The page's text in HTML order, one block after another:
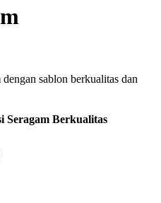
sablon berkualitas dan
Seragam Berkualitas